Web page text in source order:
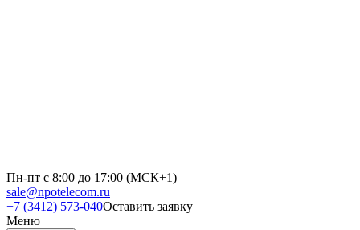
Пн-пт с 8:00 до 17:00 (МСК+1)
sale@npotelecom.ru
+7 (3412) 573-040Оставить заявку
Меню